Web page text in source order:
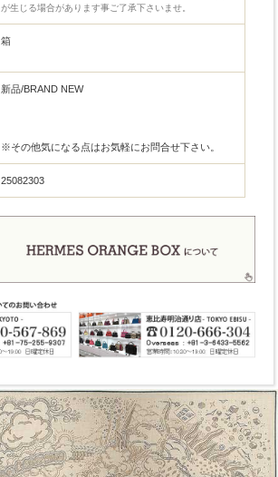
が生じる場合があります事ご了承下さいませ。
箱
新品/BRAND NEW
※その他気になる点はお気軽にお問合せ下さい。
25082303